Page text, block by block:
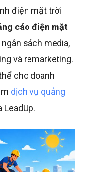
điện mặt trời
cáo điện mặt
sách media,
và remarketing.
cho doanh
dịch vụ quảng
LeadUp.